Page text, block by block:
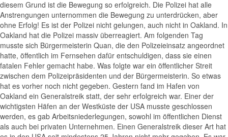
diesem Grund ist die Bewegung so erfolgreich. Die Polizei hat alle
Anstrengungen unternommen die Bewegung zu unterdrücken, aber
ohne Erfolg! Es ist der Polizei nicht gelungen, auch nicht in Oakland. In
Oakland hat die Polizei massiv überreagiert. Am folgenden Tag
musste sich Bürgermeisterin Quan, die den Polizeieinsatz angeordnet
hatte, öffentlich im Fernsehen dafür entschuldigen, dass sie einen
fatalen Fehler gemacht habe. Was folgte war ein öffentlicher Streit
zwischen dem Polizeipräsidenten und der Bürgermeisterin. So etwas
hat es vorher noch nicht gegeben. Gestern fand im Hafen von
Oakland ein Generalstreik statt, der sehr erfolgreich war. Einer der
wichtigsten Häfen an der Westküste der USA musste geschlossen
werden, es gab Arbeitsniederlegungen, sowohl im öffentlichen Dienst
als auch bei privaten Unternehmen. Einen Generalstreik dieser Art hat